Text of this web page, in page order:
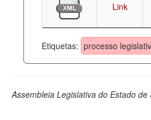
Legislação
Perguntas frequentes
Link
Etiquetas: processo
Assembleia Legislativa do Estado de